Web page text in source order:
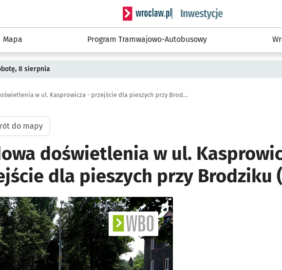
Serwis informacyjny wroclaw.pl podserwis:
Mapa Program Tramwajowo-Autobusowy
8 sierpnia
Budowa doświetlenia w ul. Kasprowicza - przejście dla pieszych przy Brodziku (WBO)
do mapy
doświetlenia w ul.
dla pieszych przy Brodziku